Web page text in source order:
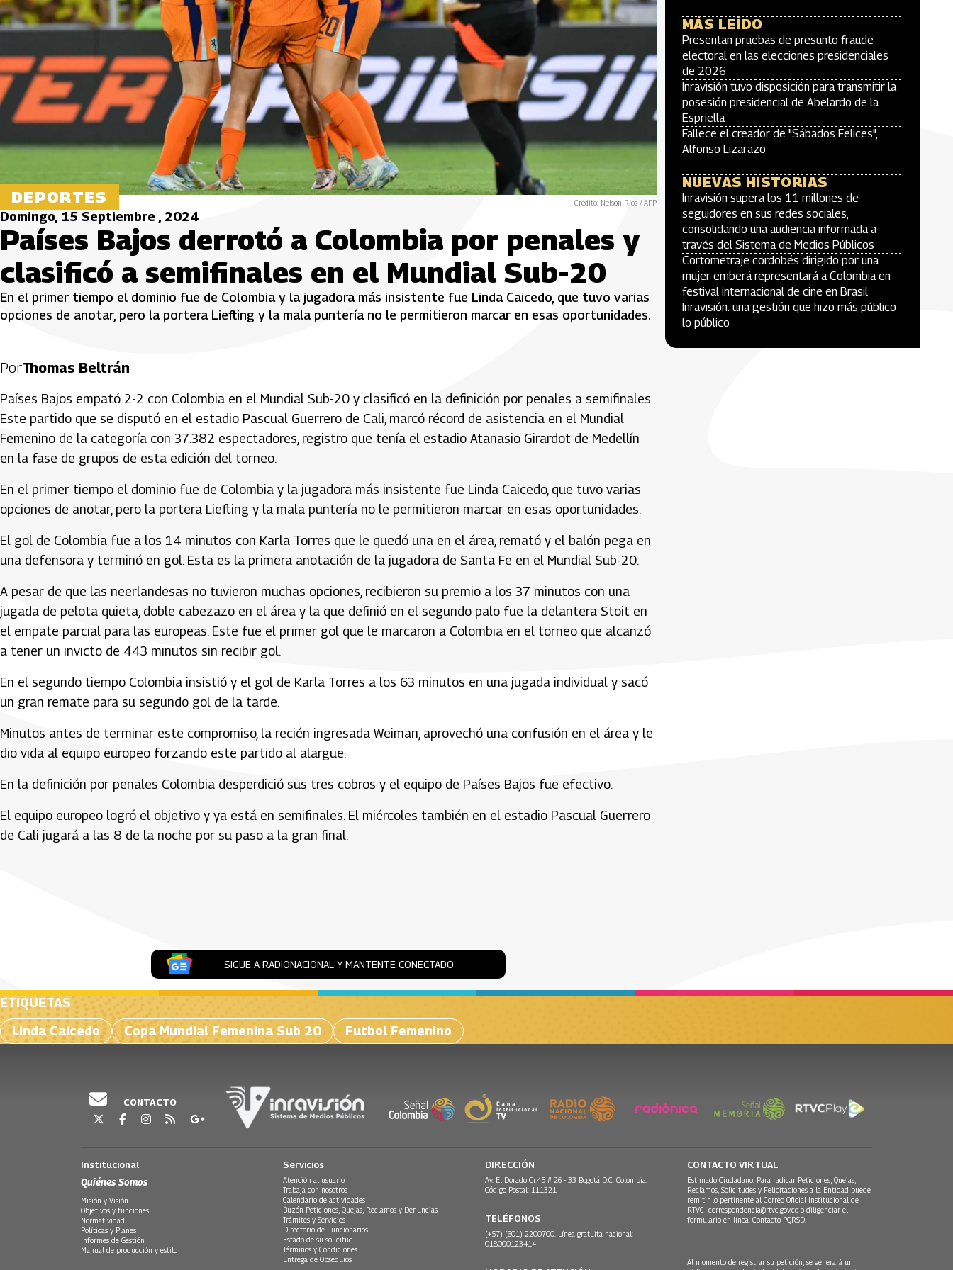
DEPORTES Crédito: Nelson Rios / AFP
Domingo, 15 Septiembre , 2024
Países Bajos derrotó a Colombia por penales y
clasificó a semifinales en el Mundial Sub-20
En el primer tiempo el dominio fue de Colombia y la jugadora más insistente fue Linda Caicedo, que tuvo varias
opciones de anotar, pero la portera Liefting y la mala puntería no le permitieron marcar en esas oportunidades.
PorThomas Beltrán
Países Bajos empató 2-2 con Colombia en el Mundial Sub-20 y clasificó en la definición por penales a semifinales.
Este partido que se disputó en el estadio Pascual Guerrero de Cali, marcó récord de asistencia en el Mundial
Femenino de la categoría con 37.382 espectadores, registro que tenía el estadio Atanasio Girardot de Medellín
en la fase de grupos de esta edición del torneo.
En el primer tiempo el dominio fue de Colombia y la jugadora más insistente fue Linda Caicedo, que tuvo varias
opciones de anotar, pero la portera Liefting y la mala puntería no le permitieron marcar en esas oportunidades.
El gol de Colombia fue a los 14 minutos con Karla Torres que le quedó una en el área, remató y el balón pega en
una defensora y terminó en gol. Esta es la primera anotación de la jugadora de Santa Fe en el Mundial Sub-20.
A pesar de que las neerlandesas no tuvieron muchas opciones, recibieron su premio a los 37 minutos con una
jugada de pelota quieta, doble cabezazo en el área y la que definió en el segundo palo fue la delantera Stoit en
el empate parcial para las europeas. Este fue el primer gol que le marcaron a Colombia en el torneo que alcanzó
a tener un invicto de 443 minutos sin recibir gol.
En el segundo tiempo Colombia insistió y el gol de Karla Torres a los 63 minutos en una jugada individual y sacó
un gran remate para su segundo gol de la tarde.
Minutos antes de terminar este compromiso, la recién ingresada Weiman, aprovechó una confusión en el área y le
dio vida al equipo europeo forzando este partido al alargue.
En la definición por penales Colombia desperdició sus tres cobros y el equipo de Países Bajos fue efectivo.
El equipo europeo logró el objetivo y ya está en semifinales. El miércoles también en el estadio Pascual Guerrero
de Cali jugará a las 8 de la noche por su paso a la gran final.
SIGUE A RADIONACIONAL Y MANTENTE CONECTADO
MÁS LEÍDO
Presentan pruebas de presunto fraude
electoral en las elecciones presidenciales
de 2026
Inravisión tuvo disposición para transmitir la
posesión presidencial de Abelardo de la
Espriella
Fallece el creador de "Sábados Felices",
Alfonso Lizarazo
NUEVAS HISTORIAS
Inravisión supera los 11 millones de
seguidores en sus redes sociales,
consolidando una audiencia informada a
través del Sistema de Medios Públicos
Cortometraje cordobés dirigido por una
mujer emberá representará a Colombia en
festival internacional de cine en Brasil
Inravisión: una gestión que hizo más público
lo público
ETIQUETAS
Linda Caicedo
Copa Mundial Femenina Sub 20 Futbol Femenino
CONTACTO
Institucional
Quiénes Somos
Misión y Visión
Objetivos y funciones
Normatividad
Políticas y Planes
Informes de Gestión
Manual de producción y estilo
Servicios
Atención al usuario
Trabaja con nosotros
Calendario de actividades
Buzón Peticiones, Quejas, Reclamos y Denuncias
Trámites y Servicios
Directorio de Funcionarios
Estado de su solicitud
Términos y Condiciones
Entrega de Obsequios
DIRECCIÓN
Av. El Dorado Cr.45 # 26 - 33 Bogotá D.C. Colombia.
Código Postal: 111321
TELÉFONOS
(+57) (601) 2200700. Línea gratuita nacional:
018000123414
CONTACTO VIRTUAL
Estimado Ciudadano: Para radicar Peticiones, Quejas,
Reclamos, Solicitudes y Felicitaciones a la Entidad puede
remitir lo pertinente al Correo Oficial Institucional de
RTVC correspondencia@rtvc.gov.co o diligenciar el
formulario en línea: Contacto PQRSD.
Al momento de registrar su petición, se generará un